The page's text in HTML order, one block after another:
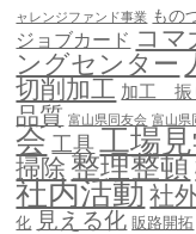
ャレンジファンド事業 もの
ジョブカード コマ
ングセンター
切削加工 加工 振
品質 富山県同友会 富山県
会 工具 工場
掃除 整理整頓
社内活動社
化 見える化 販路開拓